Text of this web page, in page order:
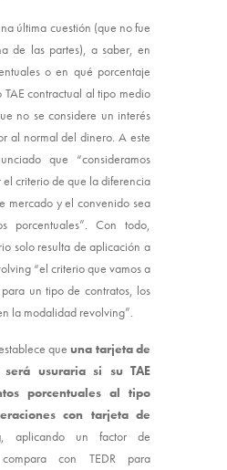
última cuestión (que no fue
de las partes), a saber, en
o en qué porcentaje
contractual al tipo medio
no se considere un interés
al normal del dinero. A este
que “consideramos
el criterio de que la diferencia
mercado y el convenido sea
porcentuales”. Con todo,
solo resulta de aplicación a
“el criterio que vamos a
un tipo de contratos, los
la modalidad revolving”.
queuna tarjeta de
usuraria si su TAE
porcentuales al tipo
con tarjeta de
, aplicando un factor de
con TEDR para